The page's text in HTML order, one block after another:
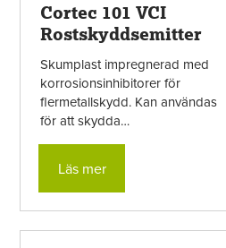
Cortec 101 VCI
Rostskyddsemitter
Skumplast impregnerad med
korrosionsinhibitorer för
flermetallskydd. Kan användas
för att skydda
verktygslådor och skåp. ...
Läs mer